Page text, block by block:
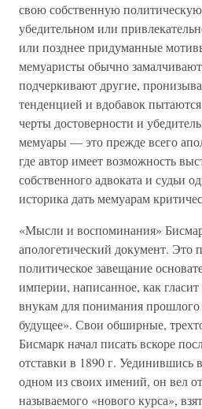
свою собственную политическую
убедительном или
или позднее придуманные
мемуаристы обычно
подчеркивают другие,
тенденцией и вдобавок
черты достоверности и
мемуары — это прежде всего
где автор имеет возможность
собственного адвоката и судьи
историка дать мемуарам
«Мысли и воспоминания»
апологетический документ. Это
политическое завещание
империи, написанное, как
внукам для понимания прошлого
будущее». Свои обширные,
Бисмарк начал писать вскоре
отставки в 1890 г. Уединившись
одном из своих имений, он вел
называемого «нового курса»,